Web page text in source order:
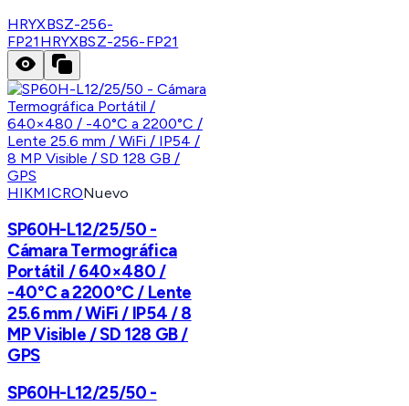
HRYXBSZ-256-
FP21 HRYXBSZ-256-FP21
HIKMICRONuevo
SP60H-L12/25/50 -
Cámara Termográfica
Portátil / 640×480 /
-40°C a 2200°C / Lente
25.6 mm / WiFi / IP54 / 8
MP Visible / SD 128 GB /
GPS
SP60H-L12/25/50 -